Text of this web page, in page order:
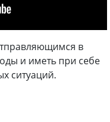
в
и иметь при себе
ситуаций.